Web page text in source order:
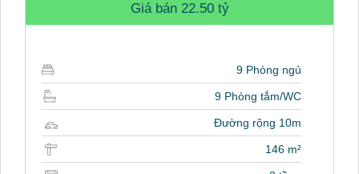
Giá bán 22.50 tỷ
9 Phòng ngủ
9 Phòng tắm/WC
Đường rộng 10m
146 m²